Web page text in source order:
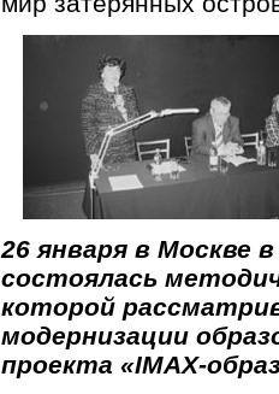
26 января в Москве
состоялась
которой
модернизации
проекта «IMAX-